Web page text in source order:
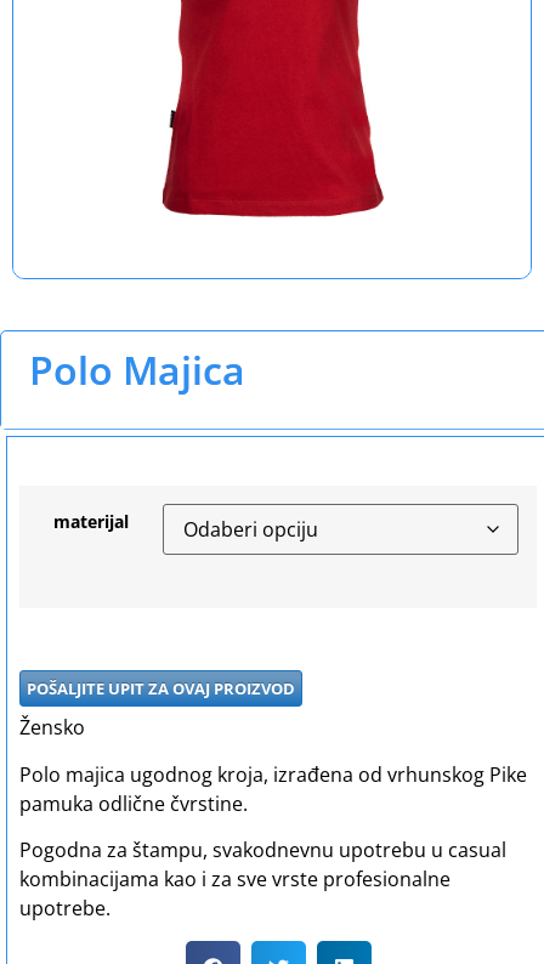
Polo Majica
materijal
POŠALJITE UPIT ZA OVAJ PROIZVOD
Žensko
Polo majica ugodnog kroja, izrađena od vrhunskog Pike
pamuka odlične čvrstine.
Pogodna za štampu, svakodnevnu upotrebu u casual
kombinacijama kao i za sve vrste profesionalne
upotrebe.